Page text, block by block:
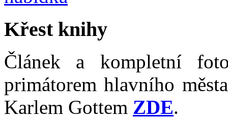
Křest knihy
Článek a kompletní
primátorem hlavního
Karlem Gottem ZDE.